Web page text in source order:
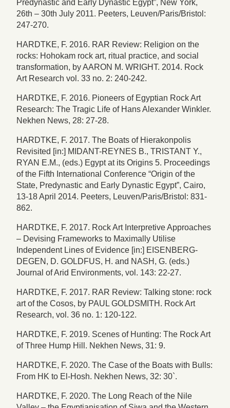
Predynastic and Early Dynastic Egypt”, New York,
26th – 30th July 2011. Peeters, Leuven/Paris/Bristol:
247-270.
HARDTKE, F. 2016. RAR Review: Religion on the
rocks: Hohokam rock art, ritual practice, and social
transformation, by AARON M. WRIGHT. 2014. Rock
Art Research vol. 33 no. 2: 240-242.
HARDTKE, F. 2016. Pioneers of Egyptian Rock Art
Research: The Tragic Life of Hans Alexander Winkler.
Nekhen News, 28: 27-28.
HARDTKE, F. 2017. The Boats of Hierakonpolis
Revisited [in:] MIDANT-REYNES B., TRISTANT Y.,
RYAN E.M., (eds.) Egypt at its Origins 5. Proceedings
of the Fifth International Conference “Origin of the
State, Predynastic and Early Dynastic Egypt”, Cairo,
13-18 April 2014. Peeters, Leuven/Paris/Bristol: 831-
862.
HARDTKE, F. 2017. Rock Art Interpretive Approaches
– Devising Frameworks to Maximally Utilise
Independent Lines of Evidence [in:] EISENBERG-
DEGEN, D. GOLDFUS, H. and NASH, G. (eds.)
Journal of Arid Environments, vol. 143: 22-27.
HARDTKE, F. 2017. RAR Review: Talking stone: rock
art of the Cosos, by PAUL GOLDSMITH. Rock Art
Research, vol. 36 no. 1: 120-122.
HARDTKE, F. 2019. Scenes of Hunting: The Rock Art
of Three Hump Hill. Nekhen News, 31: 9.
HARDTKE, F. 2020. The Case of the Boats with Bulls:
From HK to El-Hosh. Nekhen News, 32: 30`.
HARDTKE, F. 2020. The Long Reach of the Nile